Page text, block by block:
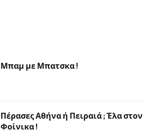
Μπαμ με Μπατσκα !
Πέρασες Αθήνα ή Πειραιά ; Έλα στον
Φοίνικα !